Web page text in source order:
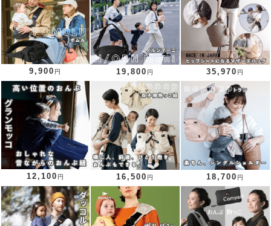
9,900 円 19,800 円 35,970 円
12,100 円 16,500 円 18,700 円